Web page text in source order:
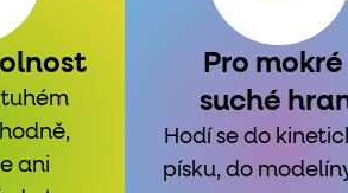
tuhém
ani
Pro mokré
suché
Hodí se do
písku, do